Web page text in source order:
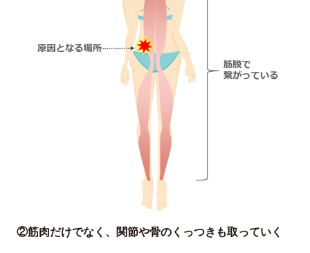
②筋肉だけでなく、関節や骨のくっつきも取っていく